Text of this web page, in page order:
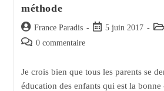
méthode
Auteur/autrice
de
France Paradis
Post5 juin 2017
Post
Post 0 commentaire
Je crois bien que tous les parents se
éducation des enfants qui est la